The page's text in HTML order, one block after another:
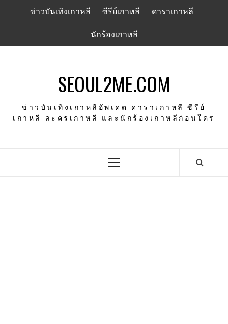
ข่าวบันเทิงเกาหลี ซีรีย์เกาหลี ดาราเกาหลี
นักร้องเกาหลี
SEOUL2ME.COM
ข่าวบันเทิงเกาหลีอัพเดต ดาราเกาหลี ซีรีย์
เกาหลี ละครเกาหลี และนักร้องเกาหลีก่อนใคร
Primary